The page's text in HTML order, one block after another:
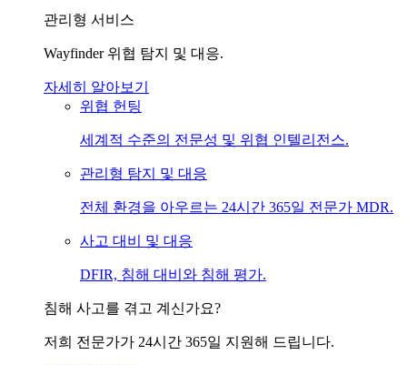
관리형 서비스
Wayfinder 위협 탐지 및 대응.
자세히 알아보기
위협 헌팅
세계적 수준의 전문성 및 위협 인텔리전스.
관리형 탐지 및 대응
전체 환경을 아우르는 24시간 365일 전문가 MDR.
사고 대비 및 대응
DFIR, 침해 대비와 침해 평가.
침해 사고를 겪고 계신가요?
저희 전문가가 24시간 365일 지원해 드립니다.